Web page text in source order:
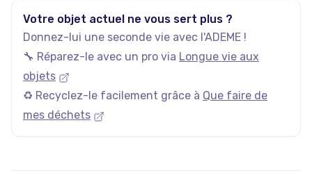
Votre objet actuel ne vous sert plus ?
Donnez-lui une seconde vie avec l'ADEME !
🔧 Réparez-le avec un pro via Longue vie aux
objets
♻️ Recyclez-le facilement grâce à Que faire de
mes déchets